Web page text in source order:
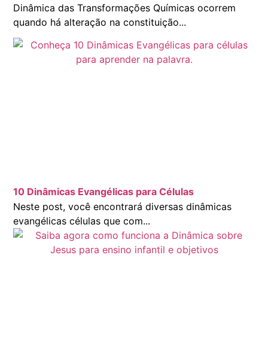
Dinâmica das Transformações Químicas ocorrem
quando há alteração na constituição...
10 Dinâmicas Evangélicas para Células
Neste post, você encontrará diversas dinâmicas
evangélicas células que com...